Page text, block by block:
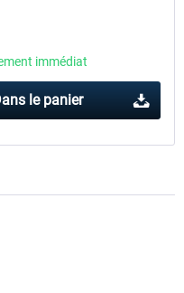
immédiat
le panier